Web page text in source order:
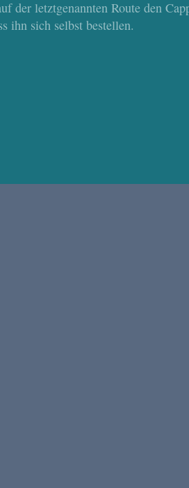
der letztgenannten Route den
ihn sich selbst bestellen.